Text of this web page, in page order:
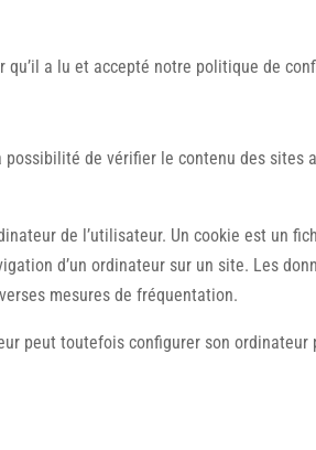
qu’il a lu et accepté notre politique de
possibilité de vérifier le contenu des sites
de l’utilisateur. Un cookie est un
d’un ordinateur sur un site. Les
mesures de fréquentation.
peut toutefois configurer son ordinateur